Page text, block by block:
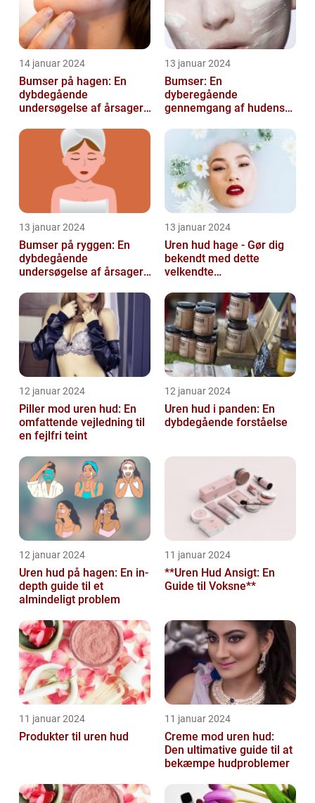
14 januar 2024
Bumser på hagen: En
dybdegående
undersøgelse af årsager,
forebyggelse
13 januar 2024
Bumser: En
dyberegående
gennemgang af hudens
13 januar 2024
Bumser på ryggen: En
dybdegående
undersøgelse af årsager,
forebyggelse
13 januar 2024
Uren hud hage - Gør dig
bekendt med dette
velkendte
12 januar 2024
Piller mod uren hud: En
omfattende vejledning til
en fejlfri teint
12 januar 2024
Uren hud i panden: En
dybdegående forståelse
12 januar 2024
Uren hud på hagen: En in-
depth guide til et
almindeligt problem
11 januar 2024
**Uren Hud Ansigt: En
Guide til Voksne**
11 januar 2024
Produkter til uren hud
11 januar 2024
Creme mod uren hud:
Den ultimative guide til at
bekæmpe hudproblemer